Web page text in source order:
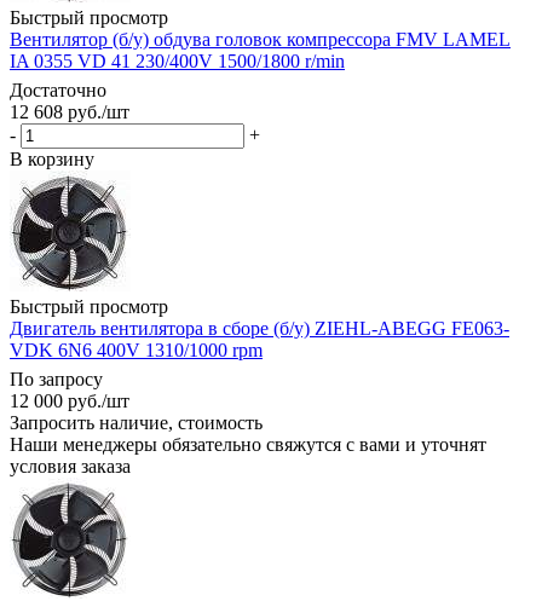
Быстрый просмотр
Вентилятор (б/у) обдува головок компрессора FMV LAMEL
IA 0355 VD 41 230/400V 1500/1800 r/min
Достаточно
12 608 руб./шт
-
+
В корзину
Быстрый просмотр
Двигатель вентилятора в сборе (б/у) ZIEHL-ABEGG FE063-
VDK 6N6 400V 1310/1000 rpm
По запросу
12 000 руб./шт
Запросить наличие, стоимость
Наши менеджеры обязательно свяжутся с вами и уточнят
условия заказа